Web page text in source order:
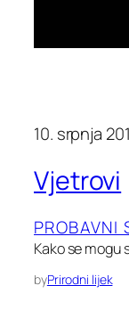
10. srpnja
Vjetrovi
PROBAVNI
Kako se
byPrirodni lijek